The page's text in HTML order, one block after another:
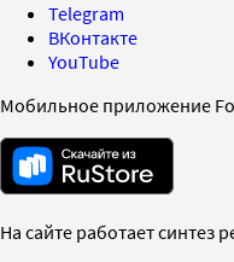
Telegram
ВКонтакте
YouTube
Мобильное приложение
На сайте работает синтез